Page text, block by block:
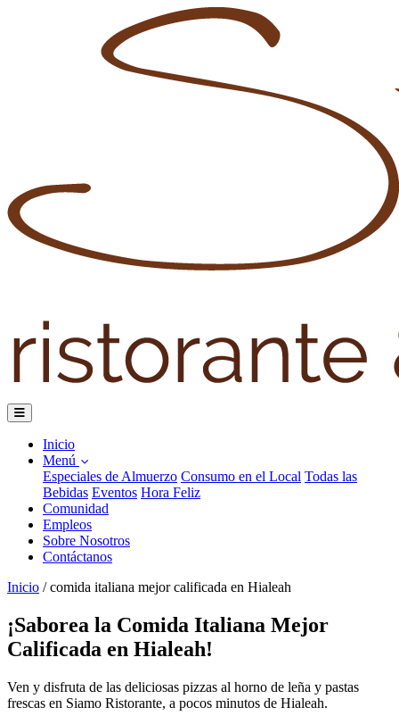
Inicio
Menú
Especiales de Almuerzo Consumo en el Local Todas las
Bebidas Eventos Hora Feliz
Comunidad
Empleos
Sobre Nosotros
Contáctanos
Inicio / comida italiana mejor calificada en Hialeah
¡Saborea la Comida Italiana Mejor
Calificada en Hialeah!
Ven y disfruta de las deliciosas pizzas al horno de leña y pastas
frescas en Siamo Ristorante, a pocos minutos de Hialeah.